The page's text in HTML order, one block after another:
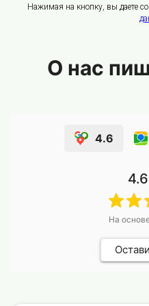
Нажимая на кнопку, вы даете
О нас
4.6
4.6
На